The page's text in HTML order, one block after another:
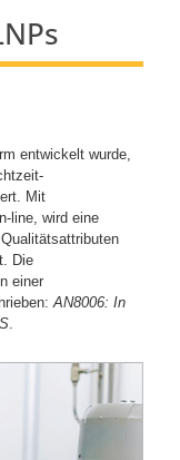
entwickelt wurde,
Mit
line, wird eine
Die
einer
AN8006: In
.